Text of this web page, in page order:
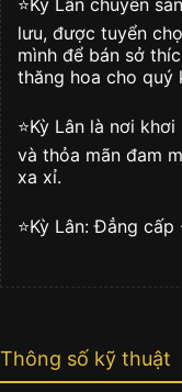
0002
số
lượng
lưu, được tuyển
mình để bán sở
thăng hoa cho quý
⭐️Kỳ Lân là nơi
và thỏa mãn đam
xa xỉ.
⭐️Kỳ Lân: Đẳng
Thông số kỹ thuật